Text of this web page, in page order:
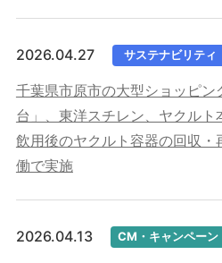
2026.04.27 サステナビリティ
千葉県市原市の大型ショッピン
台」、東洋スチレン、ヤクルト
飲用後のヤクルト容器の回収・
働で実施
2026.04.13 CM・キャンペーン